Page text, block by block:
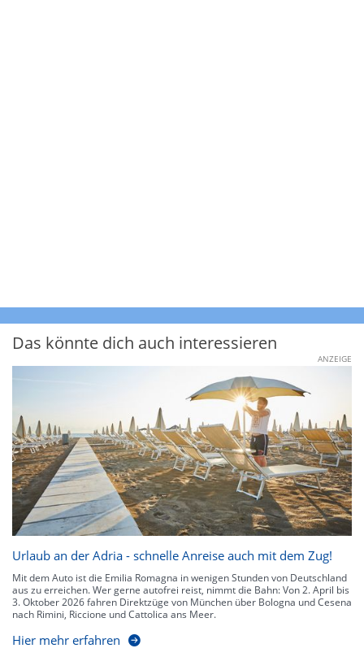
Das könnte dich auch interessieren
ANZEIGE
Urlaub an der Adria - schnelle Anreise auch mit dem Zug!
Mit dem Auto ist die Emilia Romagna in wenigen Stunden von Deutschland
aus zu erreichen. Wer gerne autofrei reist, nimmt die Bahn: Von 2. April bis
3. Oktober 2026 fahren Direktzüge von München über Bologna und Cesena
nach Rimini, Riccione und Cattolica ans Meer.
Hier mehr erfahren